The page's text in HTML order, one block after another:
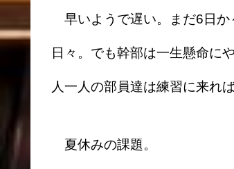
早いようで遅い。まだ6日か
日々。でも幹部は一生懸命に
人一人の部員達は練習に来れ
夏休みの課題。